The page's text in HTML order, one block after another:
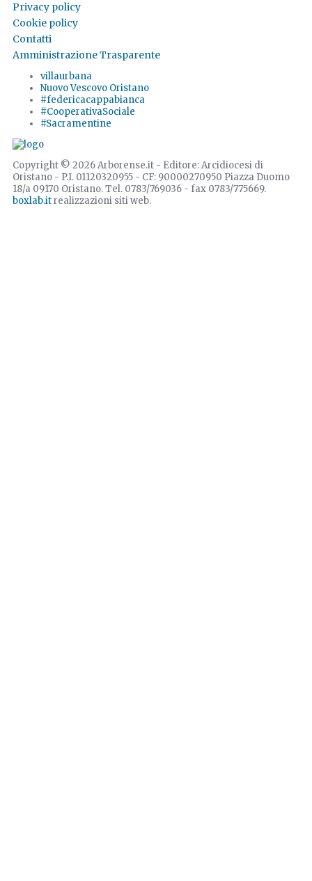
Privacy policy
Cookie policy
Contatti
Amministrazione Trasparente
villaurbana
Nuovo Vescovo Oristano
#federicacappabianca
#CooperativaSociale
#Sacramentine
Copyright © 2026 Arborense.it - Editore: Arcidiocesi di
Oristano - P.I. 01120320955 - CF: 90000270950 Piazza Duomo
18/a 09170 Oristano. Tel. 0783/769036 - fax 0783/775669.
boxlab.itrealizzazioni siti web.